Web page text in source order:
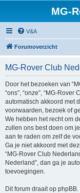
MG-
V&A
Forumoverzicht
MG-Rover Club
Door het bezoeken van
“ons”, “onze”, “MG-Rover
automatisch akkoord met
voorwaarden, bezoek of
We hebben het recht om
zullen ons best doen om
aan te raden om zelf de
Ga je niet akkoord met
“MG-Rover Club
Nederland”, dan ga je
toevoegingen.
Dit forum draait op